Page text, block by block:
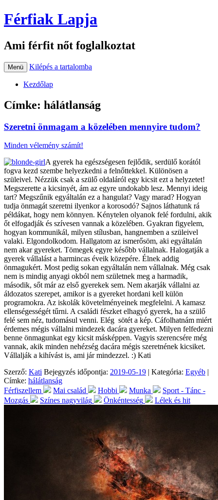
Férfiak Lapja
Ami férfit nőt foglalkoztat
Menü Kilépés a tartalomba
Kezdőlap
Címke: hálátlanság
Szeretni önmagam a közelében mennyire tudom?
Minden vélemény számít!
A gyerek ha egészségesen fejlődik, serdülő korától
fogva kezd szembe helyezkedni a felnőttekkel. Különösen a
szüleivel. Nézzük csak a szülő oldaláról egy kicsit ezt a helyzetet!
Megszerette a kicsinyét, ám az egyre undokabb lesz. Mennyi ideig
tart? Megszűnik egyáltalán ez a hangulat? Vagy marad? Hogyan
tudja önmagát szeretni ilyenkor a korosodó? Sajnos láthatunk rá
példákat, hogy nem könnyen. Kénytelen olyanok felé fordulni, akik
őt elfogadják és szívesen vannak a közelében. Gyakran figyelem,
hogyan kommunikál, milyen stílusban, hangnemben a szüleivel
valaki. Elgondolkodom. Hallgatom az ismerősöm, aki egyáltalán
nem akar gyereket. Tömegek egyre később vállalnak. Halogatják a
gyerek vállalást a harmincas éveik közepére. Élnek addig
önmagukért. Most pedig sokan egyáltalán nem vállalnak. Még csak
nem is mindig anyagi okból nem születnek meg a harmadik,
második, sőt már az első gyerekek sem. Nem akarják vállalni az
áldozatos szerepet, amikor is a gyereket hordani kell külön
programokra. Az iskolák követelményeinek megfelelni. A kamasz
ellenségességét tűrni. A családi fészket elhagyó gyerek, ha a szülő
felé sem néz, tudomásul venni. Elég sötét a kép. Cáfolhatnám miért
érdemes mégis vállalni mindezek dacára gyereket. Milyen felfedezni
benne önmagunkat egy kicsit másképpen. Vagyis szerencsére még
vannak, akik minden nehézség dacára mégis szeretnének kicsiket.
Vállalják a kihívást is, ami jár mindezzel. :) Kati
Szerző: Kati Bejegyzés időpontja: 2019-05-19 | Kategória: Egyéb |
Címke: hálátlanság
Férfiszellem
Mai család Hobbi Munka
Sport - Tánc -
Mozgás
Színes nagyvilág Önkéntesség Lélek és hit